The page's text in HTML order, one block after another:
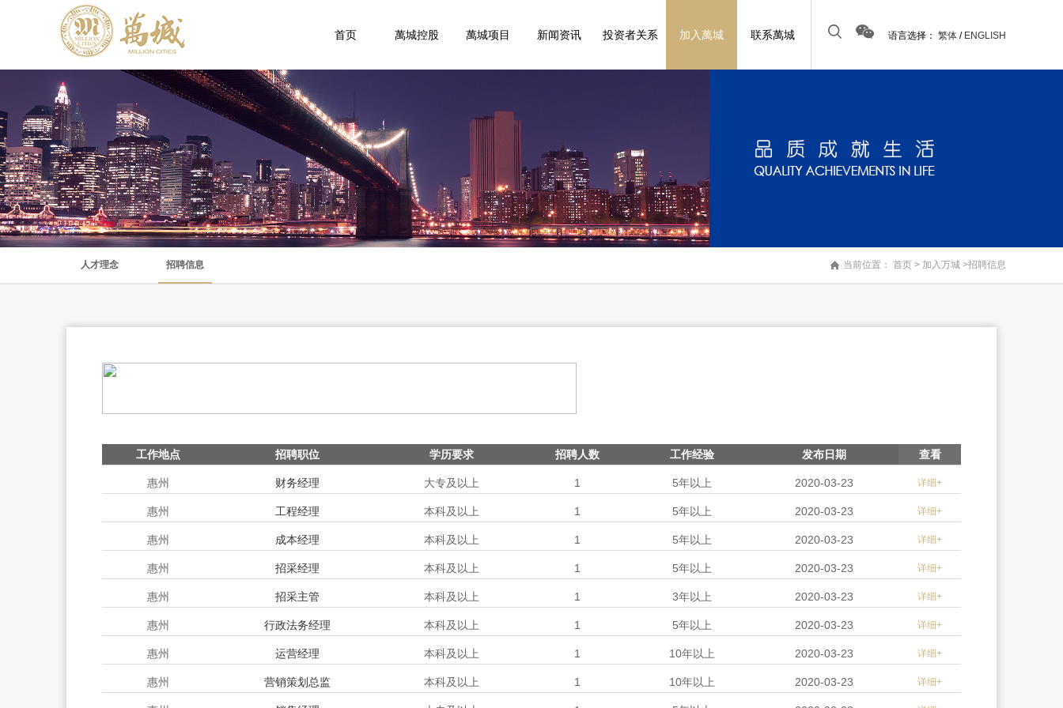
语言选择： 繁体 / ENGLISH
首页 萬城控股 萬城项目 新闻资讯 投资者关系 加入萬城 联系萬城
人才理念 招聘信息 当前位置： 首页 > 加入万城 >招聘信息
工作地点 招聘职位 学历要求 招聘人数 工作经验 发布日期 查看
惠州 财务经理 大专及以上 1 5年以上 2020-03-23 详细+
惠州 工程经理 本科及以上 1 5年以上 2020-03-23 详细+
惠州 成本经理 本科及以上 1 5年以上 2020-03-23 详细+
惠州 招采经理 本科及以上 1 5年以上 2020-03-23 详细+
惠州 招采主管 本科及以上 1 3年以上 2020-03-23 详细+
惠州 行政法务经理 本科及以上 1 5年以上 2020-03-23 详细+
惠州 运营经理 本科及以上 1 10年以上 2020-03-23 详细+
惠州 营销策划总监 本科及以上 1 10年以上 2020-03-23 详细+